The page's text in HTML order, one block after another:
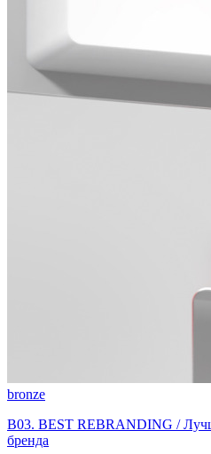
bronze
B03. BEST REBRANDING /
бренда